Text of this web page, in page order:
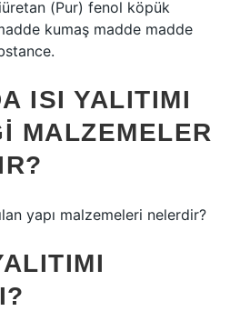
(Pur) fenol köpük
kumaş madde madde
ISI YALITIMI
MALZEMELER
yapı malzemeleri nelerdir?